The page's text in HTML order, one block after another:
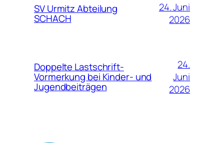
SV Urmitz Abteilung
SCHACH
24. Juni
2026
Doppelte Lastschrift-
Vormerkung bei Kinder- und
Jugendbeiträgen
24.
Juni
2026